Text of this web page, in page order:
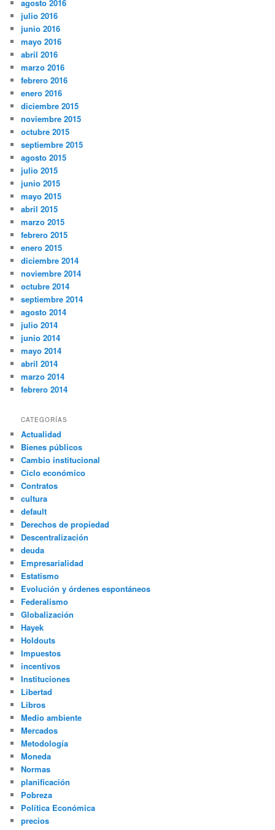
agosto 2016
julio 2016
junio 2016
mayo 2016
abril 2016
marzo 2016
febrero 2016
enero 2016
diciembre 2015
noviembre 2015
octubre 2015
septiembre 2015
agosto 2015
julio 2015
junio 2015
mayo 2015
abril 2015
marzo 2015
febrero 2015
enero 2015
diciembre 2014
noviembre 2014
octubre 2014
septiembre 2014
agosto 2014
julio 2014
junio 2014
mayo 2014
abril 2014
marzo 2014
febrero 2014
CATEGORÍAS
Actualidad
Bienes públicos
Cambio institucional
Ciclo económico
Contratos
cultura
default
Derechos de propiedad
Descentralización
deuda
Empresarialidad
Estatismo
Evolución y órdenes espontáneos
Federalismo
Globalización
Hayek
Holdouts
Impuestos
incentivos
Instituciones
Libertad
Libros
Medio ambiente
Mercados
Metodología
Moneda
Normas
planificación
Pobreza
Política Económica
precios